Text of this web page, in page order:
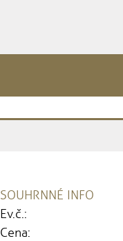
SOUHRNNÉ INFO
Ev.č.:
Cena: